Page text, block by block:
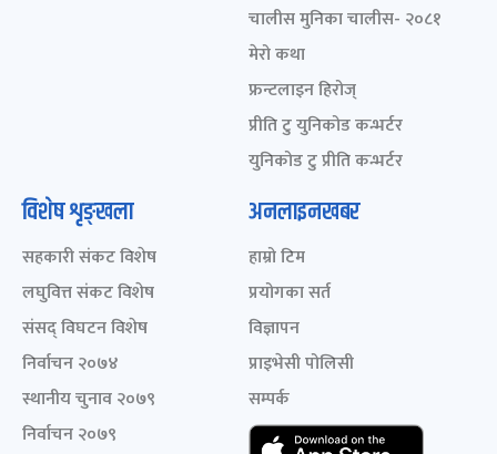
चालीस मुनिका चालीस- २०८१
मेरो कथा
फ्रन्टलाइन हिरोज्
प्रीति टु युनिकोड कन्भर्टर
युनिकोड टु प्रीति कन्भर्टर
विशेष शृङ्खला
सहकारी संकट विशेष
लघुवित्त संकट विशेष
संसद् विघटन विशेष
निर्वाचन २०७४
स्थानीय चुनाव २०७९
निर्वाचन २०७९
अनलाइनखबर
हाम्रो टिम
प्रयोगका सर्त
विज्ञापन
प्राइभेसी पोलिसी
सम्पर्क